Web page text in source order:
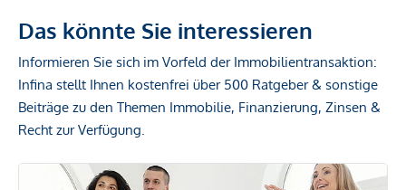
Das könnte Sie interessieren
Informieren Sie sich im Vorfeld der Immobilientransaktion:
Infina stellt Ihnen kostenfrei über 500 Ratgeber & sonstige
Beiträge zu den Themen Immobilie, Finanzierung, Zinsen &
Recht zur Verfügung.